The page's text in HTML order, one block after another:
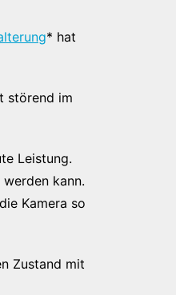
* hat
störend im
Leistung.
kann.
Kamera so
Zustand mit